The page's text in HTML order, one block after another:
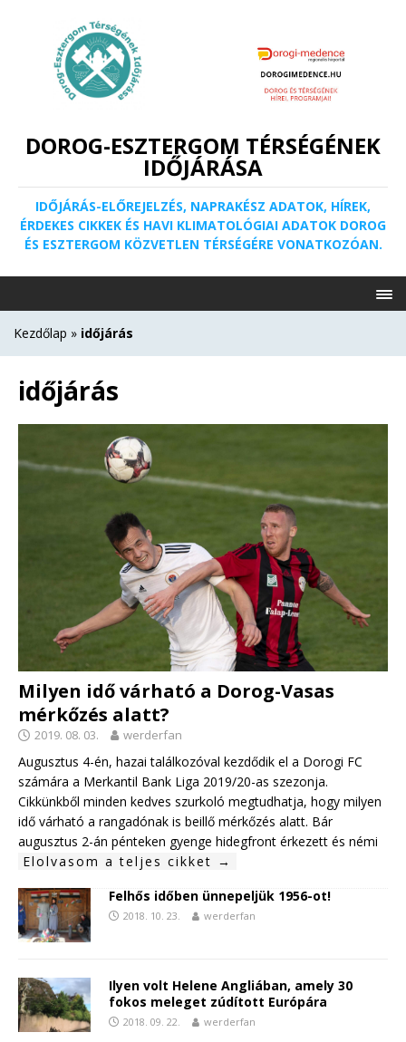
DOROG-ESZTERGOM TÉRSÉGÉNEK
IDŐJÁRÁSA
IDŐJÁRÁS-ELŐREJELZÉS, NAPRAKÉSZ ADATOK, HÍREK,
ÉRDEKES CIKKEK ÉS HAVI KLIMATOLÓGIAI ADATOK DOROG
ÉS ESZTERGOM KÖZVETLEN TÉRSÉGÉRE VONATKOZÓAN.
Kezdőlap » időjárás
időjárás
Milyen idő várható a Dorog-Vasas
mérkőzés alatt?
2019. 08. 03. werderfan
Augusztus 4-én, hazai találkozóval kezdődik el a Dorogi FC
számára a Merkantil Bank Liga 2019/20-as szezonja.
Cikkünkből minden kedves szurkoló megtudhatja, hogy milyen
idő várható a rangadónak is beillő mérkőzés alatt. Bár
augusztus 2-án pénteken gyenge hidegfront érkezett és némi
Elolvasom a teljes cikket →
Felhős időben ünnepeljük 1956-ot!
2018. 10. 23. werderfan
Ilyen volt Helene Angliában, amely 30
fokos meleget zúdított Európára
2018. 09. 22. werderfan